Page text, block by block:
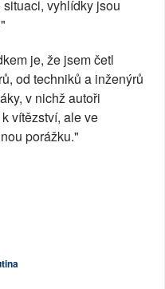
vyhlídky jsou
je, že jsem četl
od techniků a inženýrů
v nichž autoři
vítězství, ale ve
porážku."